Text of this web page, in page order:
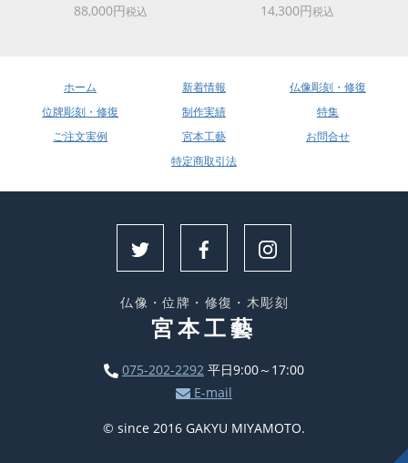
88,000円税込
14,300円税込
ホーム 新着情報
仏像彫刻・修復
位牌彫刻・修復
制作実績
特集
ご注文実例
宮本工藝
お問合せ
特定商取引法
仏像・位牌・修復・木彫刻
宮本工藝
075-202-2292 平日9:00～17:00
E-mail
© since 2016 GAKYU MIYAMOTO.